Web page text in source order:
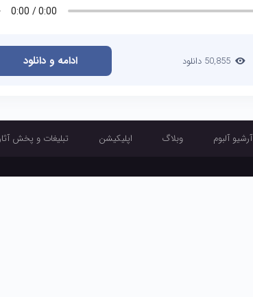
50,855 دانلود ادامه و دانلود
آرشیو آلبوم وبلاگ اپلیکیشن تبلیغات و پخش آثار